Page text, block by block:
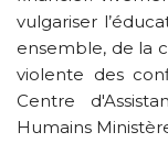
vulgariser
ensemble, de la
violente des
Centre
Humains